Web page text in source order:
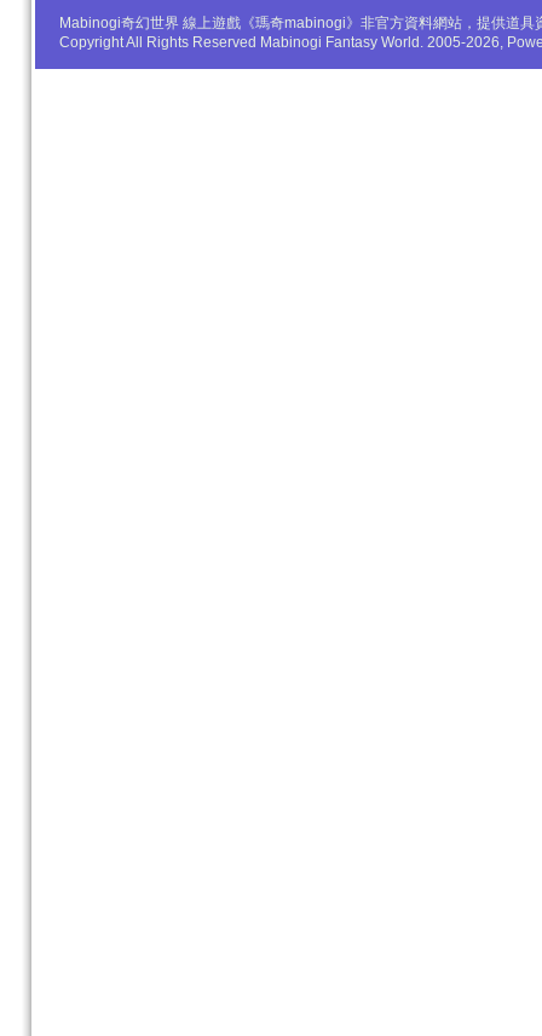
Mabinogi奇幻世界 線上遊戲《瑪奇mabinogi》非官方資料網站，提供道
Copyright All Rights Reserved Mabinogi Fantasy World. 2005-2026,